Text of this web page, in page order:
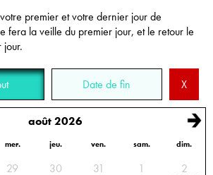
premier et votre dernier jour de
fera la veille du premier jour, et le retour le
jour.
Date de fin X
août 2026
mer. jeu. ven. sam. dim.
29 30 31 1 2